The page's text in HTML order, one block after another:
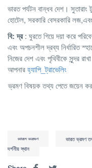
ভারত পর্যটন বান্ধব দেশ।
হোটেল, সরকারি বেসরকারি
বি: দ্র: ঘুরতে গিয়ে দয়া করে
এবং অপচনশীল দ্রব্য নির্ধারিত
নিজের দেশ এবং পৃথিবীকে সুন্দর
আপনারহ্যাপি_ট্রাভেলিং
ভ্রমণ বিষয়ক তথ্য পেতে জয়েন
ভারত ভ্রমণ ভারত ভ্রমণ
দর্শনীয় স্থান